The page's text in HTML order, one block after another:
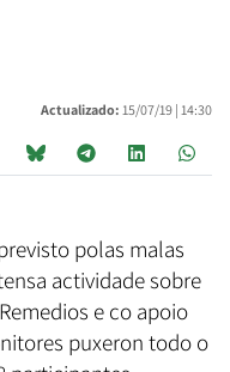
Actualizado: 15/07/19 | 14:30
polas malas
actividade sobre
e co apoio
puxeron todo o